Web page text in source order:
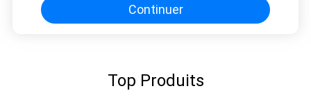
Continuer
Top Produits